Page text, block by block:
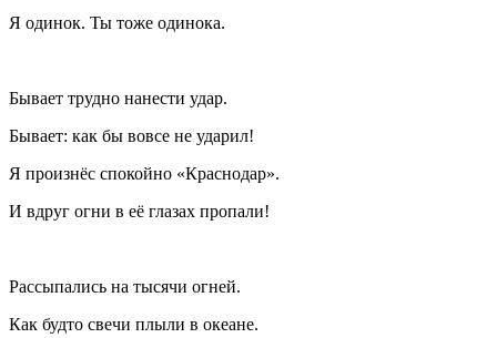
Я одинок. Ты тоже одинока.
Бывает трудно нанести удар.
Бывает: как бы вовсе не ударил!
Я произнёс спокойно «Краснодар».
И вдруг огни в её глазах пропали!
Рассыпались на тысячи огней.
Как будто свечи плыли в океане.